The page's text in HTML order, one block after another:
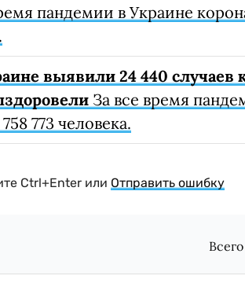
пандемии в Украине
выявили 24 440 случаев
За все время
773 человека.
Ctrl+Enter или Отправить ошибку